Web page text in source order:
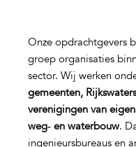
Onze opdrachtgevers
groep organisaties
sector. Wij werken
gemeenten,
verenigingen van
weg‑ en waterbouw.
ingenieursbureaus en